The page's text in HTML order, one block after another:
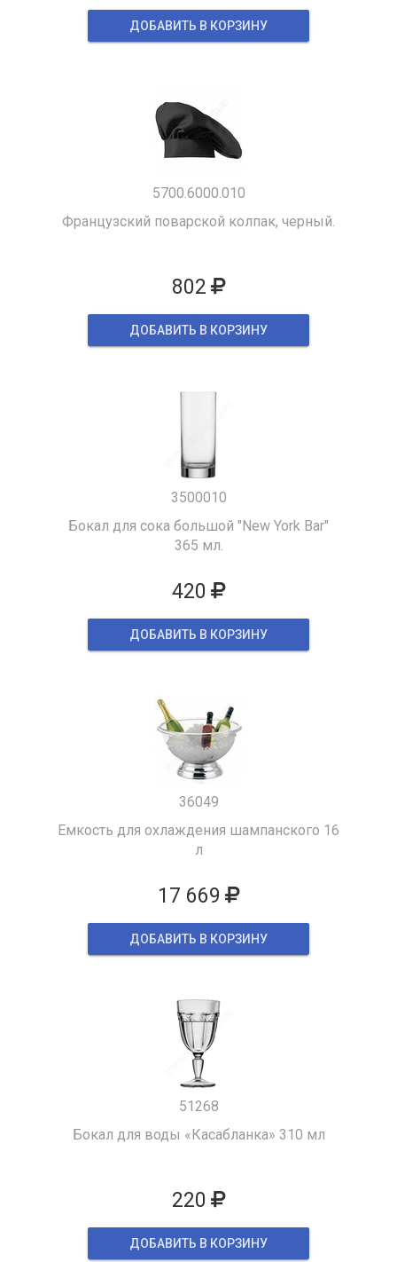
ДОБАВИТЬ В КОРЗИНУ
5700.6000.010
Французский поварской колпак, черный.
802
ДОБАВИТЬ В КОРЗИНУ
3500010
Бокал для сока большой "New York Bar"
365 мл.
420
ДОБАВИТЬ В КОРЗИНУ
36049
Емкость для охлаждения шампанского 16
л
17 669
ДОБАВИТЬ В КОРЗИНУ
51268
Бокал для воды «Касабланка» 310 мл
220
ДОБАВИТЬ В КОРЗИНУ